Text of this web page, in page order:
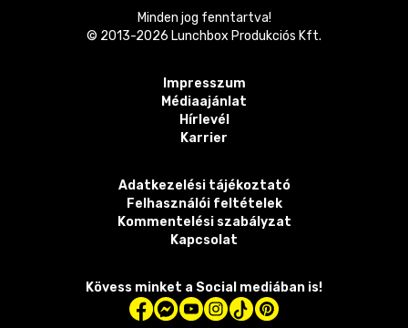
Minden jog fenntartva!
© 2013-2026 Lunchbox Produkciós Kft.
Impresszum
Médiaajánlat
Hírlevél
Karrier
Adatkezelési tájékoztató
Felhasználói feltételek
Kommentelési szabályzat
Kapcsolat
Kövess minket a Social mediában is!